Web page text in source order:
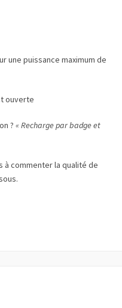
une puissance maximum de
ouverte
? « Recharge par badge et
à commenter la qualité de